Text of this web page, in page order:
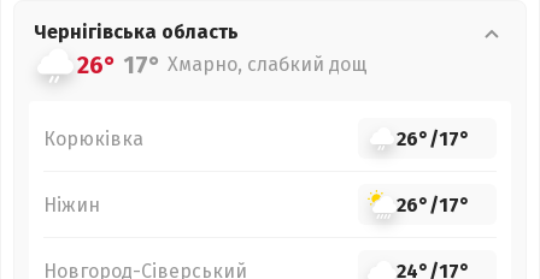
Чернігівська область
26° 17° Хмарно, слабкий дощ
Корюківка 26°/17°
Ніжин 26°/17°
Новгород-Сіверський 24°/17°